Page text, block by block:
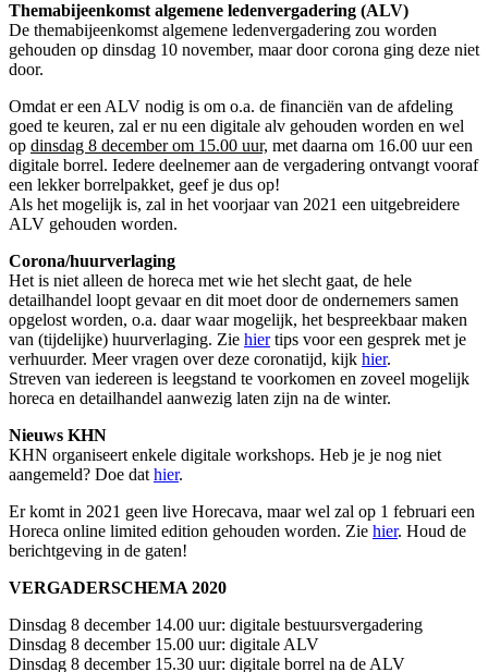
Themabijeenkomst algemene ledenvergadering (ALV)
De themabijeenkomst algemene ledenvergadering zou worden
gehouden op dinsdag 10 november, maar door corona ging deze niet
door.
Omdat er een ALV nodig is om o.a. de financiën van de afdeling
goed te keuren, zal er nu een digitale alv gehouden worden en wel
op dinsdag 8 december om 15.00 uur, met daarna om 16.00 uur een
digitale borrel. Iedere deelnemer aan de vergadering ontvangt vooraf
een lekker borrelpakket, geef je dus op!
Als het mogelijk is, zal in het voorjaar van 2021 een uitgebreidere
ALV gehouden worden.
Corona/huurverlaging
Het is niet alleen de horeca met wie het slecht gaat, de hele
detailhandel loopt gevaar en dit moet door de ondernemers samen
opgelost worden, o.a. daar waar mogelijk, het bespreekbaar maken
van (tijdelijke) huurverlaging. Zie hiertips voor een gesprek met je
verhuurder. Meer vragen over deze coronatijd, kijk hier.
Streven van iedereen is leegstand te voorkomen en zoveel mogelijk
horeca en detailhandel aanwezig laten zijn na de winter.
Nieuws KHN
KHN organiseert enkele digitale workshops. Heb je je nog niet
aangemeld? Doe dat hier.
Er komt in 2021 geen live Horecava, maar wel zal op 1 februari een
Horeca online limited edition gehouden worden. Zie hier. Houd de
berichtgeving in de gaten!
VERGADERSCHEMA 2020
Dinsdag 8 december 14.00 uur: digitale bestuursvergadering
Dinsdag 8 december 15.00 uur: digitale ALV
Dinsdag 8 december 15.30 uur: digitale borrel na de ALV